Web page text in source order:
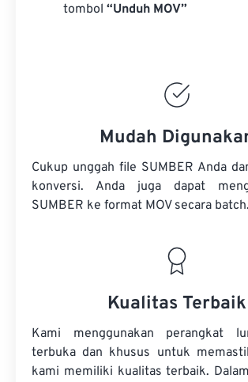
tombol “Unduh MOV”
Mudah
Cukup unggah file SUMBER Anda
konversi. Anda juga dapat
SUMBER ke format MOV secara batch.
Kualitas Terbaik
Kami menggunakan perangkat
terbuka dan khusus untuk
kami memiliki kualitas terbaik.